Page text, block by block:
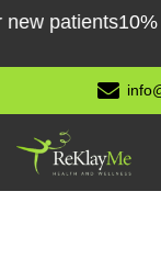
Skip
content
10% off